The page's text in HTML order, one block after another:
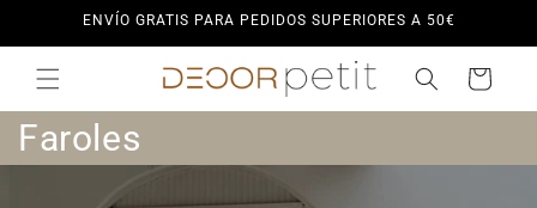
directamente
al contenido
ENVÍO GRATIS PARA PEDIDOS SUPERIORES A 50€
Carrito
C
Faroles